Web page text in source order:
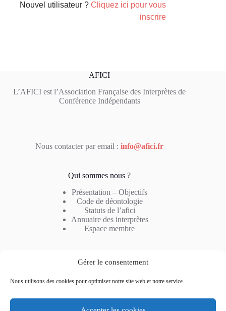
Gérer le consentement
Nous utilisons des cookies pour optimiser notre site web et notre service.
Nouvel utilisateur ?Cliquez ici pour vous
inscrire
AFICI
L’AFICI est l’Association Française des Interprètes de
Conférence Indépendants
Nous contacter par email :info@afici.fr
Qui sommes nous ?
Présentation – Objectifs
Code de déontologie
Statuts de l’afici
Annuaire des interprètes
Espace membre
Notre métier
Type d’interprétation
Questions fréquentes